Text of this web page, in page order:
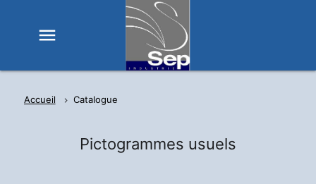
menu
Accueil Catalogue
Pictogrammes usuels